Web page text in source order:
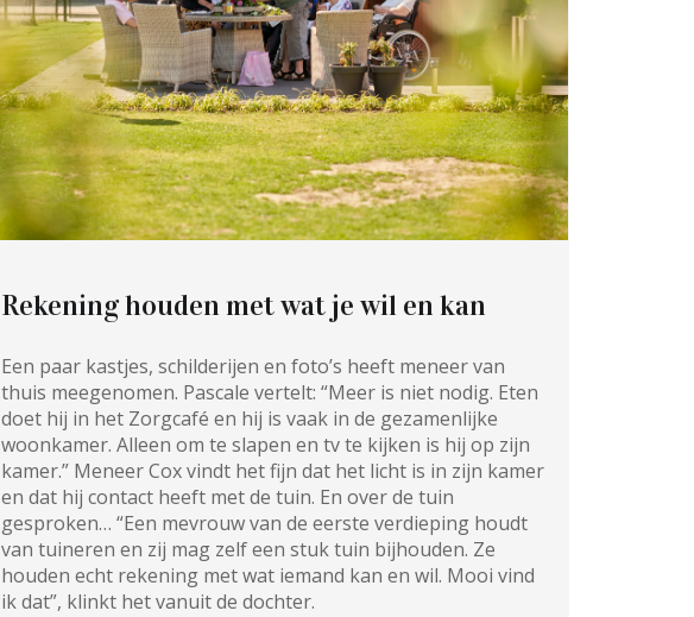
Rekening houden met wat je wil en kan
Een paar kastjes, schilderijen en foto’s heeft meneer van
thuis meegenomen. Pascale vertelt: “Meer is niet nodig. Eten
doet hij in het Zorgcafé en hij is vaak in de gezamenlijke
woonkamer. Alleen om te slapen en tv te kijken is hij op zijn
kamer.” Meneer Cox vindt het fijn dat het licht is in zijn kamer
en dat hij contact heeft met de tuin. En over de tuin
gesproken… “Een mevrouw van de eerste verdieping houdt
van tuineren en zij mag zelf een stuk tuin bijhouden. Ze
houden echt rekening met wat iemand kan en wil. Mooi vind
ik dat”, klinkt het vanuit de dochter.